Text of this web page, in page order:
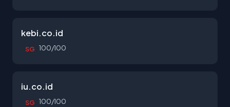
kebi.co.id
SG 100/100
iu.co.id
SG 100/100